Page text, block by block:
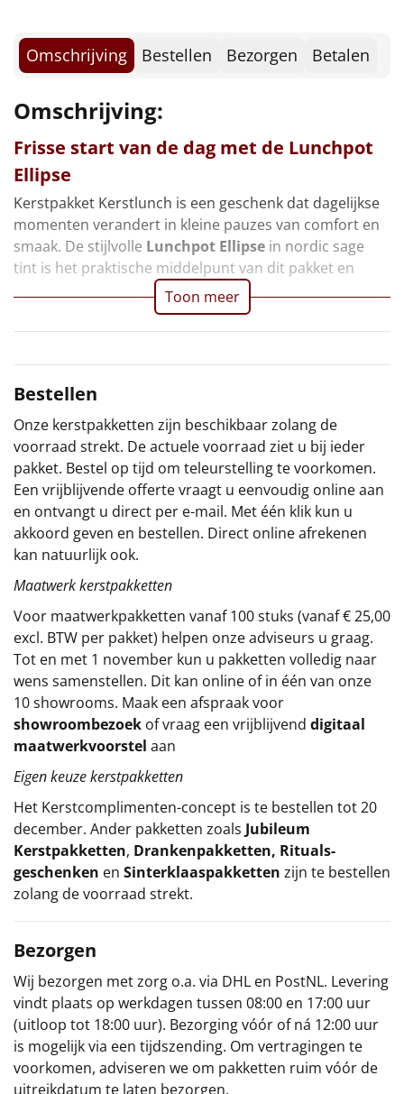
Deken (fleece plaid)
Alle artikelen
Overige
Ideeën
Personeel
Doe het zelf
Sinterklaaspakketten
Particulier
Kerstgeschenken 2026
Relatiegeschenken
Cadeaubon
Per stuk
Alle overige
Omschrijving Bestellen Bezorgen Betalen
Omschrijving:
Frisse start van de dag met de Lunchpot
Ellipse
Kerstpakket Kerstlunch is een geschenk dat dagelijkse
momenten verandert in kleine pauzes van comfort en
smaak. De stijlvolle Lunchpot Ellipse in nordic sage
tint is het praktische middelpunt van dit pakket en
Toon meer
Bestellen
Onze kerstpakketten zijn beschikbaar zolang de
voorraad strekt. De actuele voorraad ziet u bij ieder
pakket. Bestel op tijd om teleurstelling te voorkomen.
Een vrijblijvende offerte vraagt u eenvoudig online aan
en ontvangt u direct per e-mail. Met één klik kun u
akkoord geven en bestellen. Direct online afrekenen
kan natuurlijk ook.
Maatwerk kerstpakketten
Voor maatwerkpakketten vanaf 100 stuks (vanaf € 25,00
excl. BTW per pakket) helpen onze adviseurs u graag.
Tot en met 1 november kun u pakketten volledig naar
wens samenstellen. Dit kan online of in één van onze
10 showrooms. Maak een afspraak voor
showroombezoek of vraag een vrijblijvend digitaal
maatwerkvoorstel aan
Eigen keuze kerstpakketten
Het Kerstcomplimenten-concept is te bestellen tot 20
december. Ander pakketten zoals Jubileum
Kerstpakketten, Drankenpakketten, Rituals-
geschenken en Sinterklaaspakketten zijn te bestellen
zolang de voorraad strekt.
Bezorgen
Wij bezorgen met zorg o.a. via DHL en PostNL. Levering
vindt plaats op werkdagen tussen 08:00 en 17:00 uur
(uitloop tot 18:00 uur). Bezorging vóór of ná 12:00 uur
is mogelijk via een tijdszending. Om vertragingen te
voorkomen, adviseren we om pakketten ruim vóór de
uitreikdatum te laten bezorgen.